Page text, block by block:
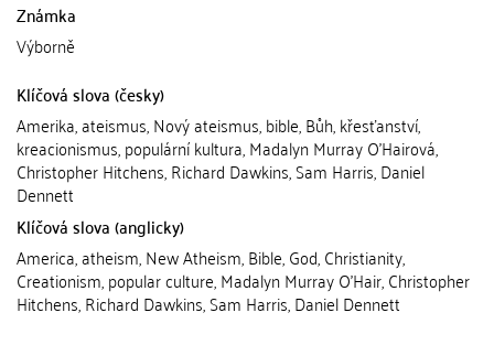
Známka
Výborně
Klíčová slova (česky)
Amerika, ateismus, Nový ateismus, bible, Bůh, křesťanství,
kreacionismus, populární kultura, Madalyn Murray O'Hairová,
Christopher Hitchens, Richard Dawkins, Sam Harris, Daniel
Dennett
Klíčová slova (anglicky)
America, atheism, New Atheism, Bible, God, Christianity,
Creationism, popular culture, Madalyn Murray O'Hair, Christopher
Hitchens, Richard Dawkins, Sam Harris, Daniel Dennett